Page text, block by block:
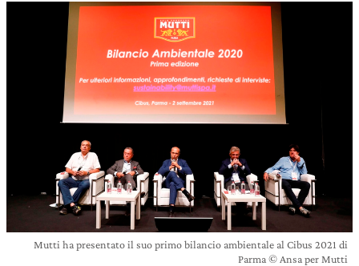
Mutti ha presentato il suo primo bilancio ambientale al Cibus 2021 di
Parma © Ansa per Mutti